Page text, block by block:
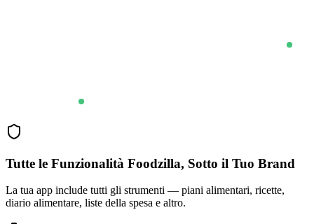
Tutte le Funzionalità Foodzilla, Sotto il Tuo Brand
La tua app include tutti gli strumenti — piani alimentari, ricette,
diario alimentare, liste della spesa e altro.